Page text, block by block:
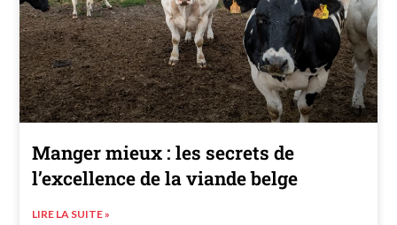
Manger mieux : les secrets de
l’excellence de la viande belge
LIRE LA SUITE »